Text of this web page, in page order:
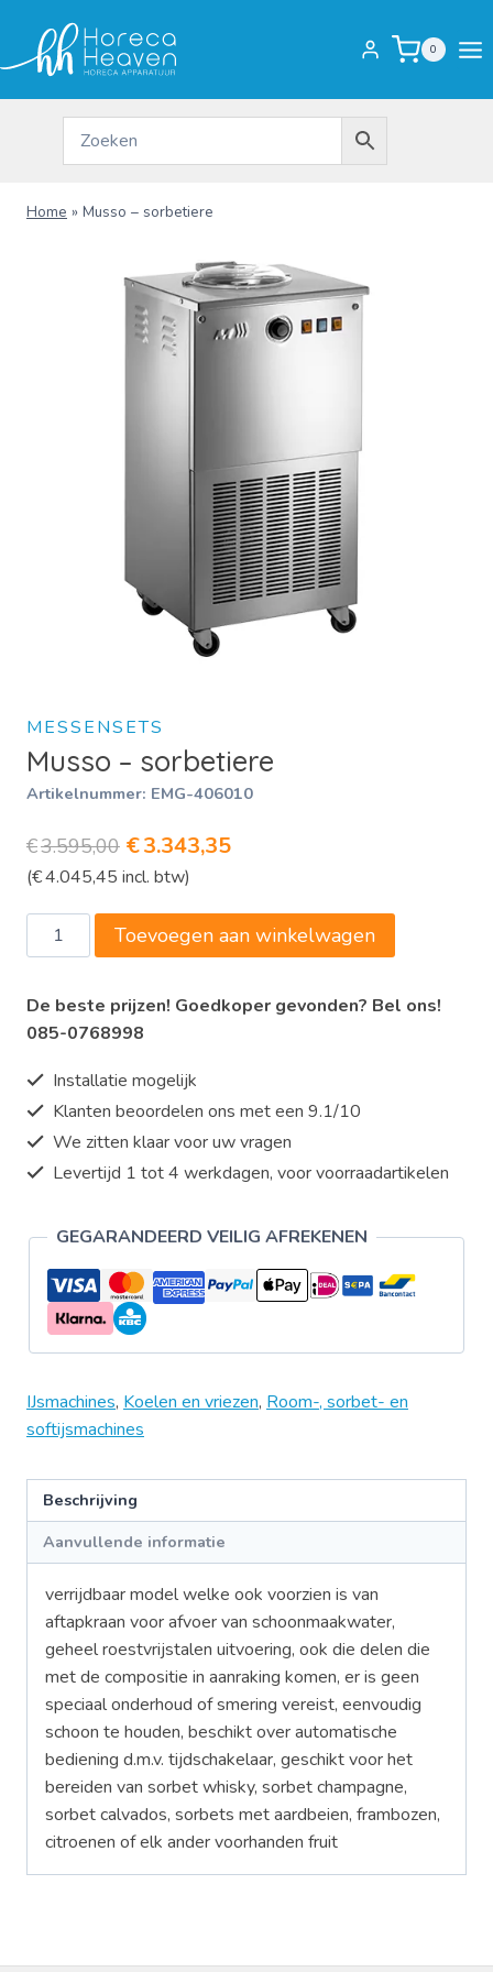
inhoud
0
Home » Musso – sorbetiere
MESSENSETS
Musso – sorbetiere
Artikelnummer: EMG-406010
€3.595,00 Oorspronkelijke
prijs
was:
€3.595,00.
€3.343,35Huidige
is:
€3.343,35.
(€4.045,45 incl. btw)
Musso
-
aantal
Toevoegen aan winkelwagen
De beste prijzen! Goedkoper gevonden? Bel ons!
085-0768998
Installatie mogelijk
Klanten beoordelen ons met een 9.1/10
We zitten klaar voor uw vragen
Levertijd 1 tot 4 werkdagen, voor voorraadartikelen
GEGARANDEERD VEILIG AFREKENEN
IJsmachines, Koelen en vriezen, Room-, sorbet- en
softijsmachines
Beschrijving
Aanvullende informatie
verrijdbaar model welke ook voorzien is van
aftapkraan voor afvoer van schoonmaakwater,
geheel roestvrijstalen uitvoering, ook die delen die
met de compositie in aanraking komen, er is geen
speciaal onderhoud of smering vereist, eenvoudig
schoon te houden, beschikt over automatische
bediening d.m.v. tijdschakelaar, geschikt voor het
bereiden van sorbet whisky, sorbet champagne,
sorbet calvados, sorbets met aardbeien, frambozen,
citroenen of elk ander voorhanden fruit